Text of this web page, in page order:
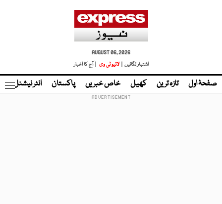
AUGUST 06, 2026
اشتہار لگائیں |
لائیو ٹی وی | آج کا اخبار
صفحۂ اول تازہ ترین کھیل خاص خبریں پاکستان انٹر نیشنل